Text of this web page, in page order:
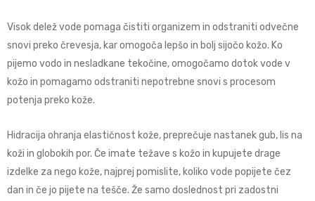
Visok delež vode pomaga čistiti organizem in odstraniti odvečne
snovi preko črevesja, kar omogoča lepšo in bolj sijočo kožo. Ko
pijemo vodo in nesladkane tekočine, omogočamo dotok vode v
kožo in pomagamo odstraniti nepotrebne snovi s procesom
potenja preko kože.
Hidracija ohranja elastičnost kože, preprečuje nastanek gub, lis na
koži in globokih por. Če imate težave s kožo in kupujete drage
izdelke za nego kože, najprej pomislite, koliko vode popijete čez
dan in če jo pijete na tešče. Že samo doslednost pri zadostni